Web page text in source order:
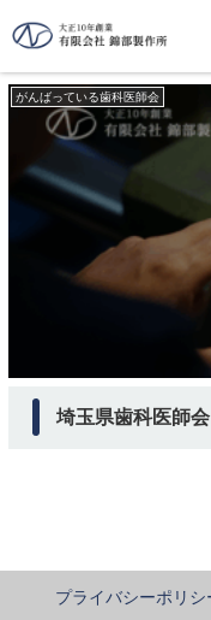
埼玉県歯科
がんばっている歯科医師会
埼玉県歯科医師会
プライバシーポリシ